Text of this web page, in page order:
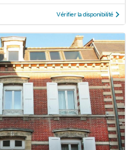
Vérifier la disponibilité